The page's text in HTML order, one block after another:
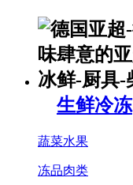
生鲜冷冻
蔬菜水果
冻品肉类